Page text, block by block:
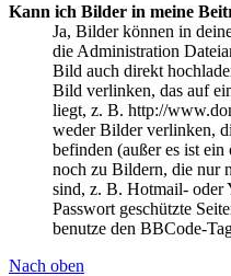
Kann ich Bilder in meine
Ja, Bilder können in
die Administration
Bild auch direkt
Bild verlinken, das auf
liegt, z. B. http://
weder Bilder verlinken,
befinden (außer es ist
noch zu Bildern, die nur
sind, z. B. Hotmail- oder
Passwort geschützte
benutze den BBCode-
Nach oben